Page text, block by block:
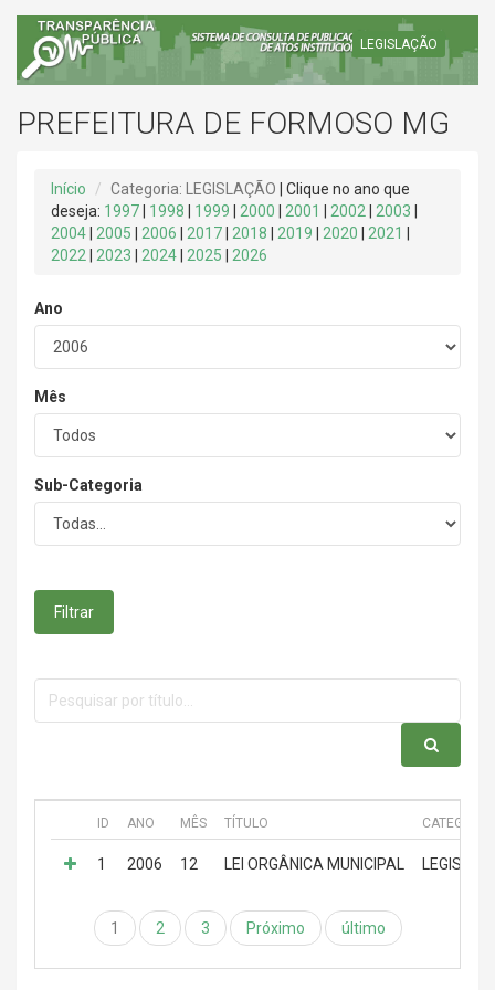
LEGISLAÇÃO
PREFEITURA DE FORMOSO MG
Início Categoria: LEGISLAÇÃO | Clique no ano que
deseja: 1997 1998 1999 2000 2001 2002 2003
2004
2005 2006 2017 2018 2019 2020 2021
2022
2023 2024 2025 2026
Ano
Mês
Sub-Categoria
Filtrar
ID ANO MÊS TÍTULO
1 2006 12 LEI ORGÂNICA MUNICIPAL
1 2 3 Próximo último